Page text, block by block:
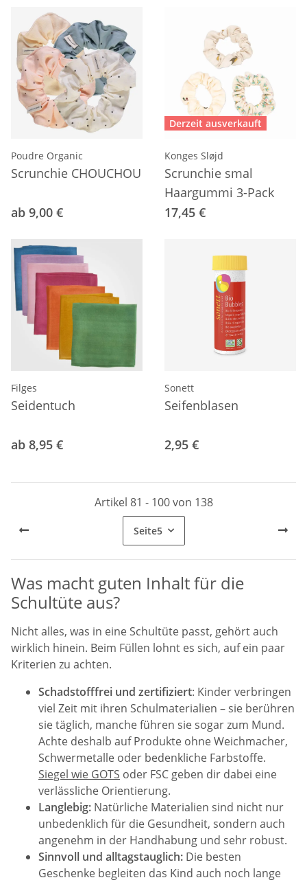
Poudre Organic
Scrunchie CHOUCHOU
ab 9,00 €
Derzeit ausverkauft
Konges Sløjd
Scrunchie smal
Haargummi 3-Pack
17,45 €
Filges
Seidentuch
ab 8,95 €
Sonett
Seifenblasen
2,95 €
Artikel 81 - 100 von 138
Seite5
Was macht guten Inhalt für die
Schultüte aus?
Nicht alles, was in eine Schultüte passt, gehört auch
wirklich hinein. Beim Füllen lohnt es sich, auf ein paar
Kriterien zu achten.
Schadstofffrei und zertifiziert: Kinder verbringen
viel Zeit mit ihren Schulmaterialien – sie berühren
sie täglich, manche führen sie sogar zum Mund.
Achte deshalb auf Produkte ohne Weichmacher,
Schwermetalle oder bedenkliche Farbstoffe.
Siegel wie GOTS oder FSC geben dir dabei eine
verlässliche Orientierung.
Langlebig: Natürliche Materialien sind nicht nur
unbedenklich für die Gesundheit, sondern auch
angenehm in der Handhabung und sehr robust.
Sinnvoll und alltagstauglich: Die besten
Geschenke begleiten das Kind auch noch lange